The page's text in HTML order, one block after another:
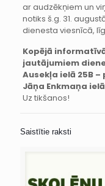
ar audzēkņiem un
notiks š.g. 31.
dienesta viesnīcā,
Kopējā
jautājumiem
Ausekļa ielā 25B –
Jāņa Enkmaņa
Uz tikšanos!
Saistītie raksti